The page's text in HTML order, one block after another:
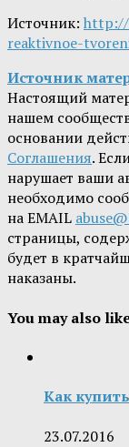
Источник: http://
reaktivnoe-
Источник
Настоящий
нашем
основании
Соглашения.
нарушает ваши
необходимо
на EMAIL
страницы,
будет в
наказаны.
You may also
Как
23.07.2016